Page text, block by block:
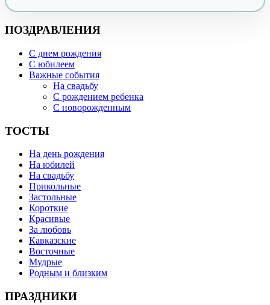
ПОЗДРАВЛЕНИЯ
С днем рождения
С юбилеем
Важные события
На свадьбу
С рождением ребенка
С новорожденным
ТОСТЫ
На день рождения
На юбилей
На свадьбу
Прикольные
Застольные
Короткие
Красивые
За любовь
Кавказские
Восточные
Мудрые
Родным и близким
ПРАЗДНИКИ